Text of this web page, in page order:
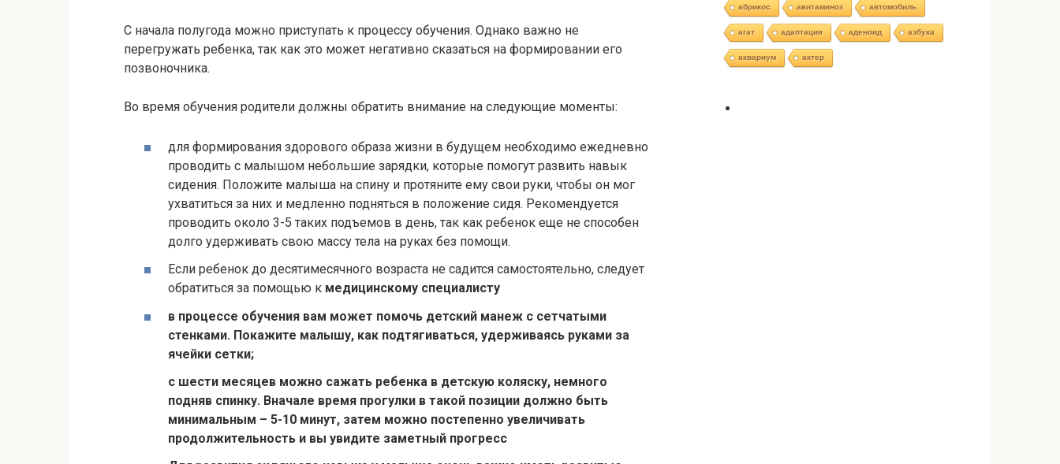
С начала полугода можно приступать к процессу обучения. Однако важно не
перегружать ребенка, так как это может негативно сказаться на формировании его
позвоночника.
Во время обучения родители должны обратить внимание на следующие моменты:
для формирования здорового образа жизни в будущем необходимо ежедневно
проводить с малышом небольшие зарядки, которые помогут развить навык
сидения. Положите малыша на спину и протяните ему свои руки, чтобы он мог
ухватиться за них и медленно подняться в положение сидя. Рекомендуется
проводить около 3-5 таких подъемов в день, так как ребенок еще не способен
долго удерживать свою массу тела на руках без помощи.
Если ребенок до десятимесячного возраста не садится самостоятельно, следует
обратиться за помощью к медицинскому специалисту
в процессе обучения вам может помочь детский манеж с сетчатыми
стенками. Покажите малышу, как подтягиваться, удерживаясь руками за
ячейки сетки;
с шести месяцев можно сажать ребенка в детскую коляску, немного
подняв спинку. Вначале время прогулки в такой позиции должно быть
минимальным – 5-10 минут, затем можно постепенно увеличивать
продолжительность и вы увидите заметный прогресс
абрикос авитаминоз автомобиль
агат адаптация аденоид азбука
аквариум актер